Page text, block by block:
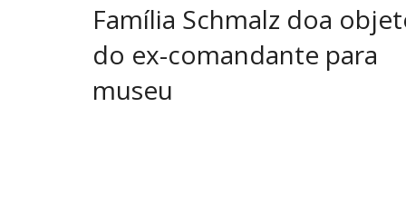
Família Schmalz doa
do ex-comandante para
museu